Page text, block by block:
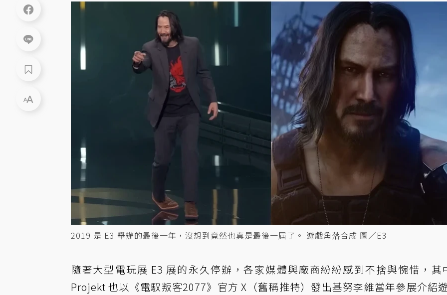
2019 是 E3 舉辦的最後一年，沒想到竟然也真是最後一屆了。 遊戲角落合成 圖／E3
隨著大型電玩展 E3 展的永久停辦，各家媒體與廠商紛紛感到不捨與惋惜，其
Projekt 也以《電馭叛客2077》官方 X（舊稱推特）發出基努李維當年參展介紹